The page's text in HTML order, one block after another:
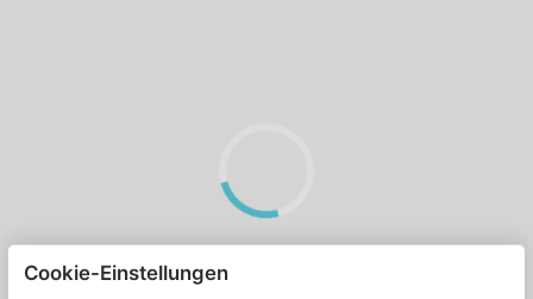
Cookie-Einstellungen